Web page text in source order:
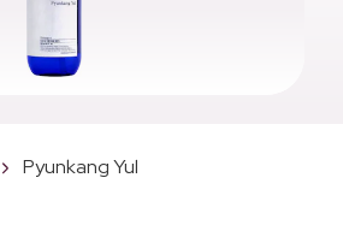
Pyunkang Yul